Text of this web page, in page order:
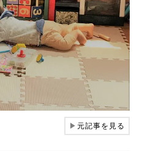
▶元記事を見る